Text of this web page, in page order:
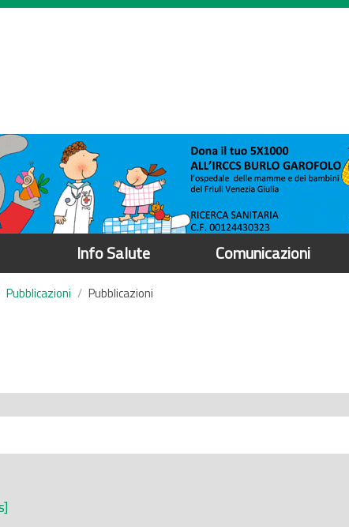
Info Salute Comunicazioni
Pubblicazioni Pubblicazioni